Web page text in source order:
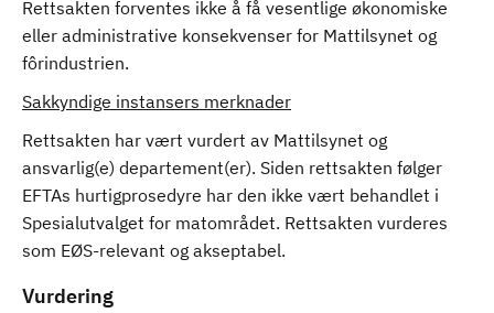
Rettsakten forventes ikke å få vesentlige økonomiske
eller administrative konsekvenser for Mattilsynet og
fôrindustrien.
Sakkyndige instansers merknader
Rettsakten har vært vurdert av Mattilsynet og
ansvarlig(e) departement(er). Siden rettsakten følger
EFTAs hurtigprosedyre har den ikke vært behandlet i
Spesialutvalget for matområdet. Rettsakten vurderes
som EØS-relevant og akseptabel.
Vurdering